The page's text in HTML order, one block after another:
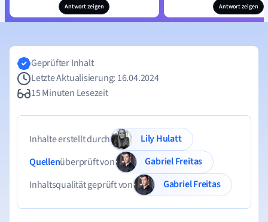
Antwort zeigen Antwort zeigen
Geprüfter Inhalt
Letzte Aktualisierung: 16.04.2024
15 Minuten Lesezeit
Inhalte erstellt durch
Lily Hulatt
Quellenüberprüft von
Gabriel Freitas
Inhaltsqualität geprüft von
Gabriel Freitas